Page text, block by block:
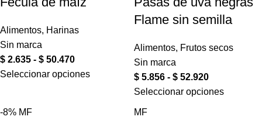
Alimentos, Harinas
Sin marca
$ 2.635 - $ 50.470
Seleccionar opciones
Flame sin semilla
Alimentos, Frutos secos
Sin marca
$ 5.856 - $ 52.920
Seleccionar opciones
-8% MF MF